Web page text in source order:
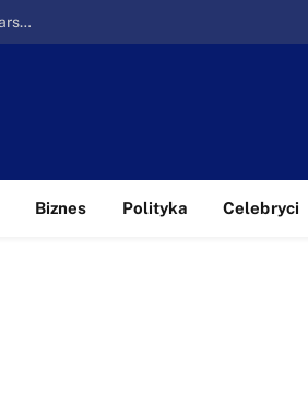
Ucieczka z piekła: Pierwszy samolot z Polakami wylądował w Warszawie
Biznes Polityka Celebryci